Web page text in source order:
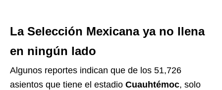
La Selección Mexicana ya no llena
en ningún lado
Algunos reportes indican que de los 51,726
asientos que tiene el estadio Cuauhtémoc, solo